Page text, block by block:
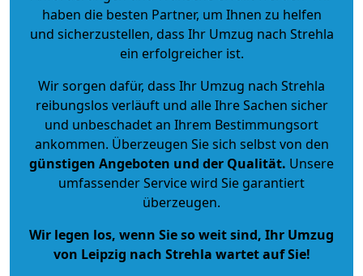
haben die besten Partner, um Ihnen zu helfen
und sicherzustellen, dass Ihr Umzug nach Strehla
ein erfolgreicher ist.
Wir sorgen dafür, dass Ihr Umzug nach Strehla
reibungslos verläuft und alle Ihre Sachen sicher
und unbeschadet an Ihrem Bestimmungsort
ankommen. Überzeugen Sie sich selbst von den
günstigen Angeboten und der Qualität. Unsere
umfassender Service wird Sie garantiert
überzeugen.
Wir legen los, wenn Sie so weit sind, Ihr Umzug
von Leipzig nach Strehla wartet auf Sie!